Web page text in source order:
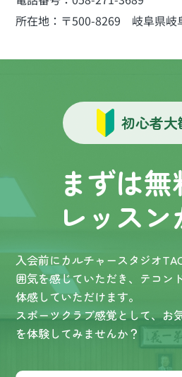
所在地：〒500-8269 岐阜県岐
初心者大
まずは
レッスン
入会前にカルチャースタジオ
囲気を感じていただき、テコン
体感していただけます。
スポーツクラブ感覚として、お
を体験してみませんか？